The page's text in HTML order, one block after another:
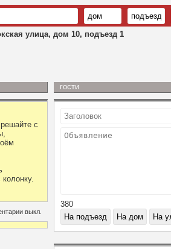
улица, дом 10, подъезд 1
с
выкл.
гости
380